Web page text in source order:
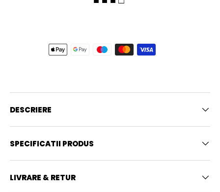
DESCRIERE
SPECIFICATII PRODUS
LIVRARE & RETUR